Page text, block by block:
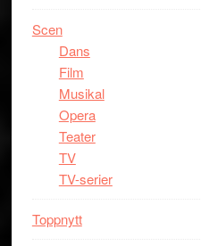
Scen
Dans
Film
Musikal
Opera
Teater
TV
TV-serier
Toppnytt